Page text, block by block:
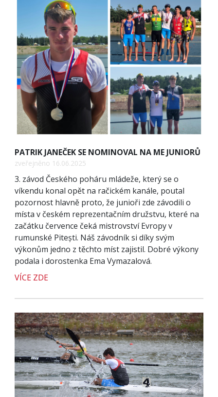
PATRIK JANEČEK SE NOMINOVAL NA ME JUNIORŮ
zveřejněno 16.06.2025
3. závod Českého poháru mládeže, který se o
víkendu konal opět na račickém kanále, poutal
pozornost hlavně proto, že junioři zde závodili o
místa v českém reprezentačním družstvu, které na
začátku července čeká mistrovství Evropy v
rumunské Pitești. Náš závodník si díky svým
výkonům jedno z těchto míst zajistil. Dobré výkony
podala i dorostenka Ema Vymazalová.
VÍCE ZDE